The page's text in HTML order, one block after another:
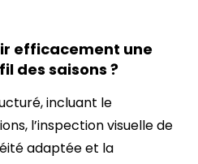
efficacement une
des saisons ?
incluant le
l’inspection visuelle de
adaptée et la